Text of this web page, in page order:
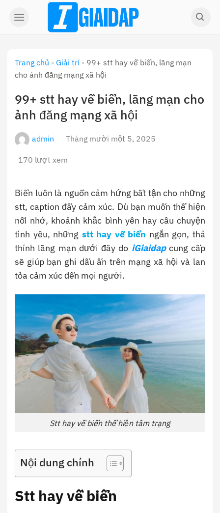
Trang chủ - Giải trí - 99+ stt hay về biển, lãng mạn
cho ảnh đăng mạng xã hội
99+ stt hay về biển, lãng mạn cho
ảnh đăng mạng xã hội
admin Tháng mười một 5, 2025
170 lượt xem
Biển luôn là nguồn cảm hứng bất tận cho những
stt, caption đầy cảm xúc. Dù bạn muốn thể hiện
nỗi nhớ, khoảnh khắc bình yên hay câu chuyện
tình yêu, những stt hay về biển ngắn gọn, thả
thính lãng mạn dưới đây do iGiaidapcung cấp
sẽ giúp bạn ghi dấu ấn trên mạng xã hội và lan
tỏa cảm xúc đến mọi người.
Stt hay về biển thể hiện tâm trạng
Nội dung chính
Stt hay về biển